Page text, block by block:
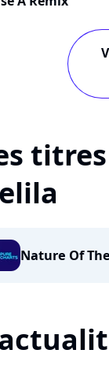
Nature Of